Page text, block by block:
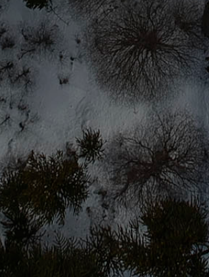
CAMARA RETROCESO
Cuenta con cámara de
LICENCIA CLASE B
Apta para conducir con la